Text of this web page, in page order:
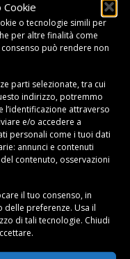
Cookie
o tecnologie simili per
per altre finalità come
può rendere non
parti selezionate, tra cui
indirizzo, potremmo
attraverso
e/o accedere a
personali come i tuoi dati
annunci e contenuti
contenuto, osservazioni
il tuo consenso, in
delle preferenze. Usa il
di tali tecnologie. Chiudi
gli acquisti